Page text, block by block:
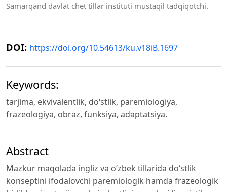
Samarqand davlat chet tillar instituti mustaqil tadqiqotchi.
DOI: https://doi.org/10.54613/ku.v18iB.1697
Keywords:
tarjima, ekvivalentlik, do‘stlik, paremiologiya,
frazeologiya, obraz, funksiya, adaptatsiya.
Abstract
Mazkur maqolada ingliz va o‘zbek tillarida do‘stlik
konseptini ifodalovchi paremiologik hamda frazeologik